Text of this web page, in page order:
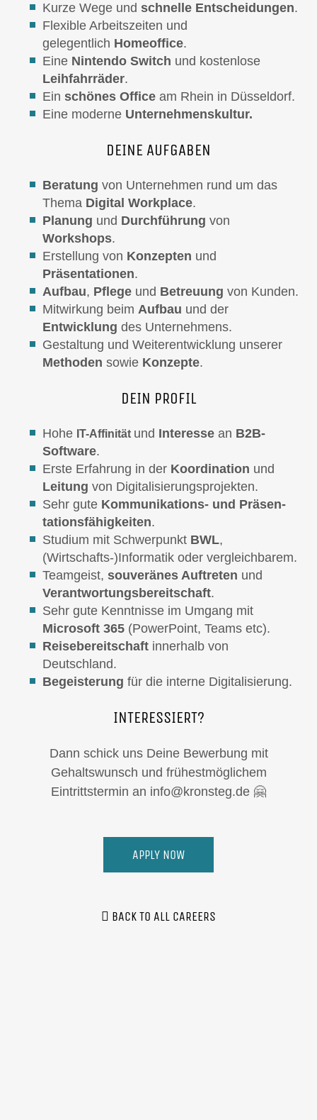
Kurze Wege und schnelle Entscheidungen.
Flexible Arbeitszeiten und
gelegentlich Homeoffice.
Eine Nintendo Switch und kostenlose
Leihfahrräder.
Ein schönes Office am Rhein in Düsseldorf.
Eine moderne Unternehmenskultur.
Beratung von Unternehmen rund um das
Thema Digital Workplace.
Planung und Durchführung von
Workshops.
Erstellung von Konzepten und
Präsentationen.
Aufbau, Pflege und Betreuung von Kunden.
Mitwirkung beim Aufbau und der
Entwicklung des Unternehmens.
Gestaltung und Weiterentwicklung unserer
Methoden sowie Konzepte.
DEIN PROFIL
Hohe IT-Affinität und Interesse an B2B-
Software.
Erste Erfahrung in der Koordination und
Leitung von Digitalisierungsprojekten.
Sehr gute Kommu­nikations- und Präsen­
tations­fähig­keiten.
Studium mit Schwerpunkt BWL,
(Wirtschafts-)Informatik oder vergleichbarem.
Teamgeist, souveränes Auftreten und
Verantwortungsbereitschaft.
Sehr gute Kenntnisse im Umgang mit
Microsoft 365 (PowerPoint, Teams etc).
Reisebereitschaft innerhalb von
Deutschland.
Begeisterung für die interne Digitalisierung.
INTERESSIERT?
Dann schick uns Deine Bewerbung mit
Gehaltswunsch und frühestmöglichem
Eintrittstermin an info@kronsteg.de 🤗
APPLY NOW